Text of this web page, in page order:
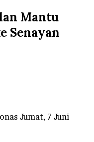
Mantu
Senayan
Jumat, 7 Juni